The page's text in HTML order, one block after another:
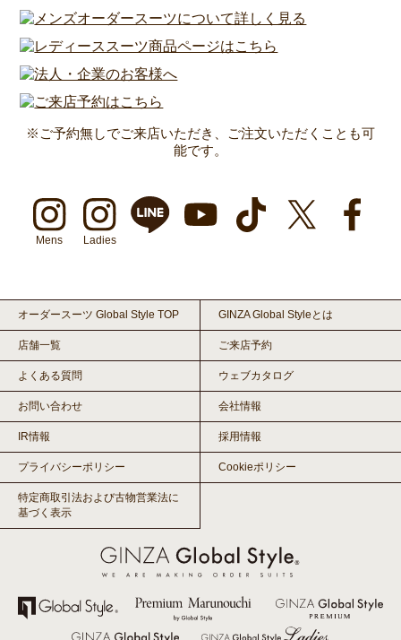
※ご予約無しでご来店いただき、ご注文いただくことも可
能です。
Mens Ladies
オーダースーツ Global Style TOP GINZA Global Styleとは
店舗一覧 ご来店予約
よくある質問 ウェブカタログ
お問い合わせ 会社情報
IR情報 採用情報
プライバシーポリシー Cookieポリシー
特定商取引法および古物営業法に
基づく表示